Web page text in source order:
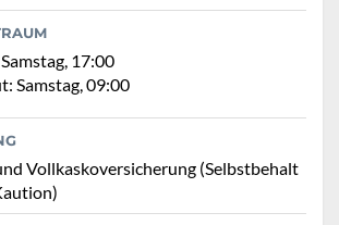
17:00
Samstag, 09:00
Vollkaskoversicherung (Selbstbehalt